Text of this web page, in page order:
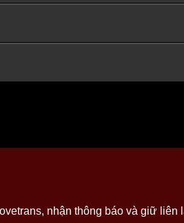
nhận thông báo và giữ liên